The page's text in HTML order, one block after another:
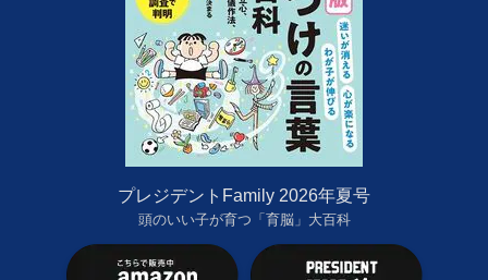
プレジデントFamily 2026年夏号
頭のいい子が育つ「育脳」大百科